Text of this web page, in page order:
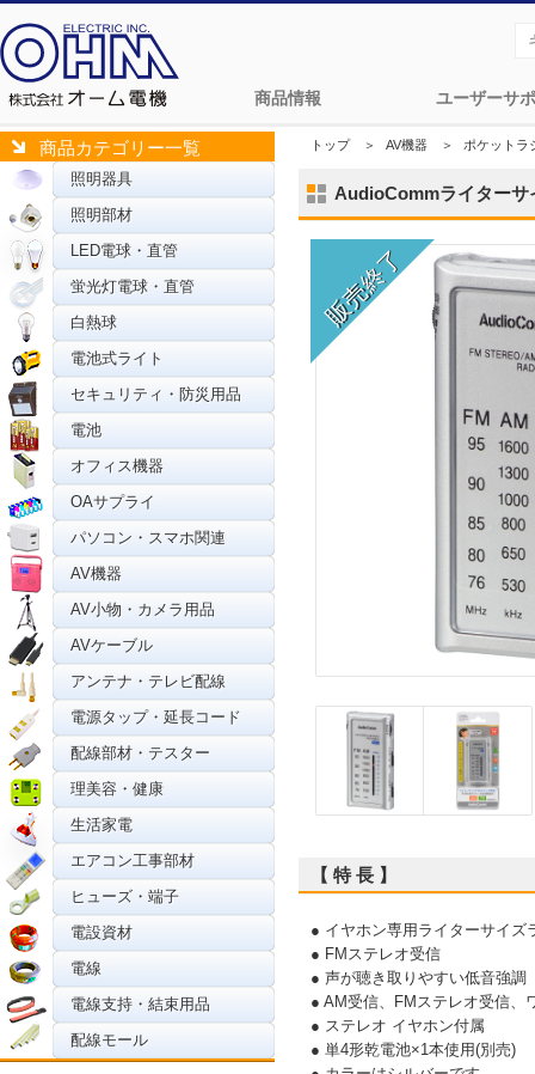
商品情報 ユーザーサ
商品カテゴリー一覧
照明器具
照明部材
LED電球・直管
蛍光灯電球・直管
白熱球
電池式ライト
セキュリティ・防災用品
電池
オフィス機器
OAサプライ
パソコン・スマホ関連
AV機器
AV小物・カメラ用品
AVケーブル
アンテナ・テレビ配線
電源タップ・延長コード
配線部材・テスター
理美容・健康
生活家電
エアコン工事部材
ヒューズ・端子
電設資材
電線
電線支持・結束用品
配線モール
トップ＞ AV機器 ＞ ポケットラ
AudioCommライターサ
【 特 長 】
● イヤホン専用ライターサイズ
● FMステレオ受信
● 声が聴き取りやすい低音強調
● AM受信、FMステレオ受信、
● ステレオ イヤホン付属
● 単4形乾電池×1本使用(別売)